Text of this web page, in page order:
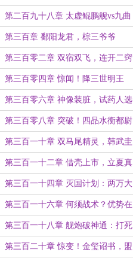
以猎物的姿态出现
第二百九十八章 太虚鲲鹏舰vs九曲
浊河舰
第三百章 鄱阳龙君，棕三爷爷
第三百零二章 双宿双飞，连开二窍
第三百零四章 惊闻！降三世明王
身！
第三百零六章 神像装脏，试药人选
第三百零八章 突破！四品水衡都尉
第三百一十章 双马尾精灵，韩武圭
授首
第三百一十二章 借壳上市，立夏真
身
第三百一十四章 灭国计划：两万大
军灭亡大昭王朝！
第三百一十六章 何须战术？优势在
我，全军压上！
第三百一十八章 舰炮破神通：打死
我，或者被我打死！
第三百二十章 惊变！金玺诏书，盟